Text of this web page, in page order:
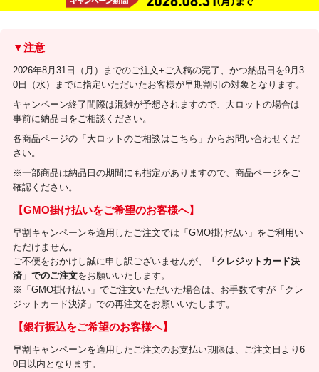
▼注意
2026年8月31日（月）までのご注文+ご入稿の完了、かつ納品日を9月3
0日（水）までに指定いただいたお客様が早期割引の対象となります。
キャンペーン終了間際は混雑が予想されますので、大ロットの場合は
事前に納品日をご相談ください。
各商品ページの「大ロットのご相談はこちら」からお問い合わせくだ
さい。
※一部商品は納品日の期間にも指定がありますので、商品ページをご
確認ください。
【GMO掛け払いをご希望のお客様へ】
早割キャンペーンを適用したご注文では「GMO掛け払い」をご利用い
ただけません。
ご不便をおかけし誠に申し訳ございませんが、
「クレジットカード決
済」でのご注文をお願いいたします。
※「GMO掛け払い」でご注文いただいた場合は、お手数ですが「クレ
ジットカード決済」での再注文をお願いいたします。
【銀行振込をご希望のお客様へ】
早割キャンペーンを適用したご注文のお支払い期限は、ご注文日より6
0日以内となります。